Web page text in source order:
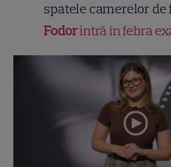
spatele camerelor
Fodorintră în febra